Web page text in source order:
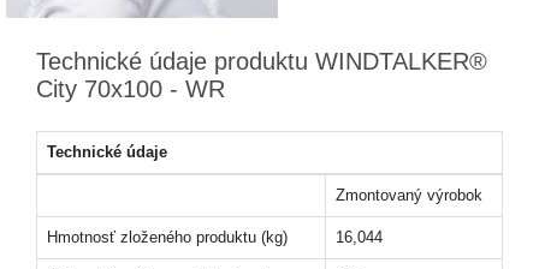
Technické údaje produktu WINDTALKER®
City 70x100 - WR
Technické údaje
Zmontovaný výrobok
Hmotnosť zloženého produktu (kg) 16,044